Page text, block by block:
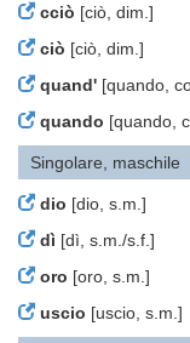
cciò [ciò, dim.]
ciò [ciò, dim.]
quand' [quando,
quando [quando,
Singolare, maschile
dio [dio, s.m.]
dì [dì, s.m./s.f.]
oro [oro, s.m.]
uscio [uscio, s.m.]